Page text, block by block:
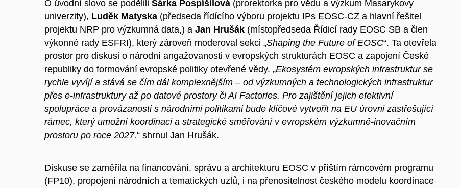
O úvodní slovo se podělili Šárka Pospíšilová (prorektorka pro vědu a výzkum Masarykovy
univerzity), Luděk Matyska (předseda řídícího výboru projektu IPs EOSC-CZ a hlavní řešitel
projektu NRP pro výzkumná data,) a Jan Hrušák (místopředseda Řídicí rady EOSC SB a člen
výkonné rady ESFRI), který zároveň moderoval sekci „Shaping the Future of EOSC“. Ta otevřela
prostor pro diskusi o národní angažovanosti v evropských strukturách EOSC a zapojení České
republiky do formování evropské politiky otevřené vědy. „Ekosystém evropských infrastruktur se
rychle vyvíjí a stává se čím dál komplexnějším – od výzkumných a technologických infrastruktur
přes e-infrastruktury až po datové prostory či AI Factories. Pro zajištění jejich efektivní
spolupráce a provázanosti s národními politikami bude klíčové vytvořit na EU úrovni zastřešující
rámec, který umožní koordinaci a strategické směřování v evropském výzkumně-inovačním
prostoru po roce 2027.“ shrnul Jan Hrušák.
Diskuse se zaměřila na financování, správu a architekturu EOSC v příštím rámcovém programu
(FP10), propojení národních a tematických uzlů, i na přenositelnost českého modelu koordinace